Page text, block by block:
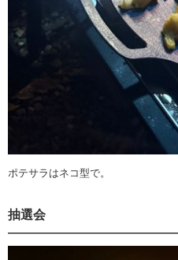
ポテサラはネコ型で。
抽選会